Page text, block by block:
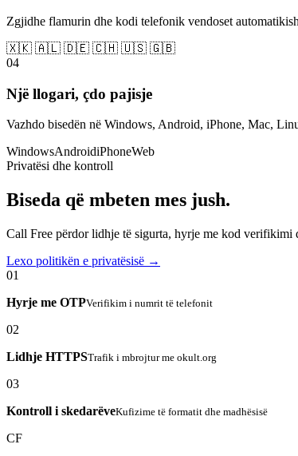
Zgjidhe flamurin dhe kodi telefonik vendoset
🇽🇰 🇦🇱 🇩🇪 🇨🇭 🇺🇸 🇬🇧
04
Një llogari, çdo pajisje
Vazhdo bisedën në Windows, Android, iPhone, Mac,
WindowsAndroidiPhoneWeb
Privatësi dhe kontroll
Biseda që mbeten mes jush.
Call Free përdor lidhje të sigurta, hyrje me kod verifikimi
Lexo politikën e privatësisë →
01
Hyrje me OTPVerifikim i numrit të telefonit
02
Lidhje HTTPSTrafik i mbrojtur me okult.org
03
Kontroll i skedarëveKufizime të formatit dhe madhësisë
CF